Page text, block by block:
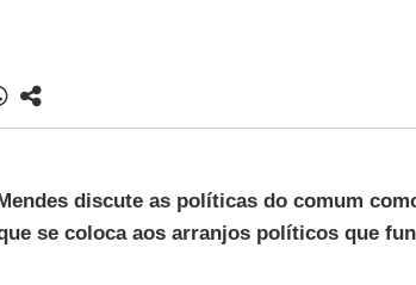
discute as políticas do comum
se coloca aos arranjos políticos que